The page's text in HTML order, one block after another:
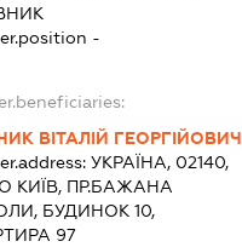
-
ВІТАЛІЙ ГЕОРГІЙОВИЧ
УКРАЇНА, 02140,
КИЇВ, ПР.БАЖАНА
БУДИНОК 10,
97